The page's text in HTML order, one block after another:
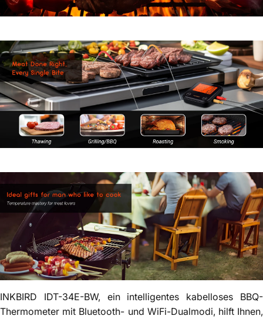
INKBIRD IDT-34E-BW, ein intelligentes kabelloses BBQ-
Thermometer mit Bluetooth- und WiFi-Dualmodi, hilft Ihnen,